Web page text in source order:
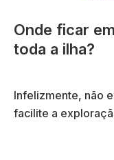
Onde ficar
toda a ilha?
Infelizmente, não
facilite a